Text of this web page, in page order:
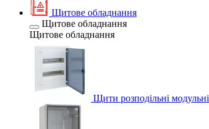
Щитове обладнання
Щитове обладнання
Щитове обладнання
Щити розподільні модульні